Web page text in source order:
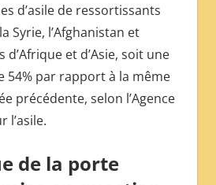
d’asile de ressortissants
Syrie, l’Afghanistan et
et d’Asie, soit une
54% par rapport à la même
précédente, selon l’Agence
l’asile.
de la porte